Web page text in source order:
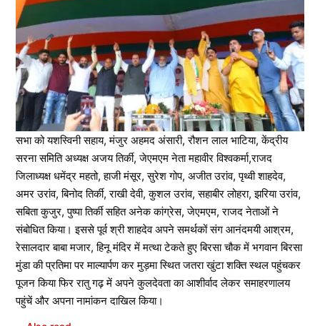
सभा को यशस्विनी सहाय, मंजुर अहमद अंसारी, रौशन लाल भाटिया, केंद्रीय
सरना समिति अध्यक्ष अजय तिर्की, जेएमएम नेता महावीर विश्वकर्मा,राजद
जिलाध्यक्ष धमेंद्र महतो, हाजी मंसूर, सुरेश गोप, अजीत उरांव, पृथ्वी शाहदेव,
अमर उरांव, बिनोद तिर्की, राखी देवी, कुशल उरांव, सहाबीर लोहरा, झरिया उरांव,
सबिता कुजुर, पुष्पा तिर्की सहित अनेक कांग्रेस, जेएमएम, राजद नेताओं ने
संबोधित किया। इससे पूर्व श्री शाहदेव अपने समर्थकों संग आनंदमयी आश्रम,
रेसालदार बाबा मजार, हिनू मंदिर में मत्था टेकते हुए बिरसा चौक में भगवान बिरसा
मुंडा की प्रतिमा पर माल्यार्पण कर मुड़मा स्थित जतरा खुंटा शक्ति स्थल पहुंचकर
पूजन किया फिर रातु गढ़ में अपने कुलदेवता का आशीर्वाद लेकर समाहरणालय
पहुंचें और अपना नामांकन दाखिल किया।